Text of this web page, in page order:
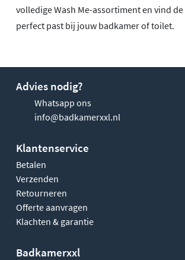
volledige Wash Me-assortiment en vind
perfect past bij jouw badkamer of toilet.
Advies nodig?
Whatsapp ons
info@badkamerxxl.nl
Klantenservice
Betalen
Verzenden
Retourneren
Offerte aanvragen
Klachten & garantie
Badkamerxxl